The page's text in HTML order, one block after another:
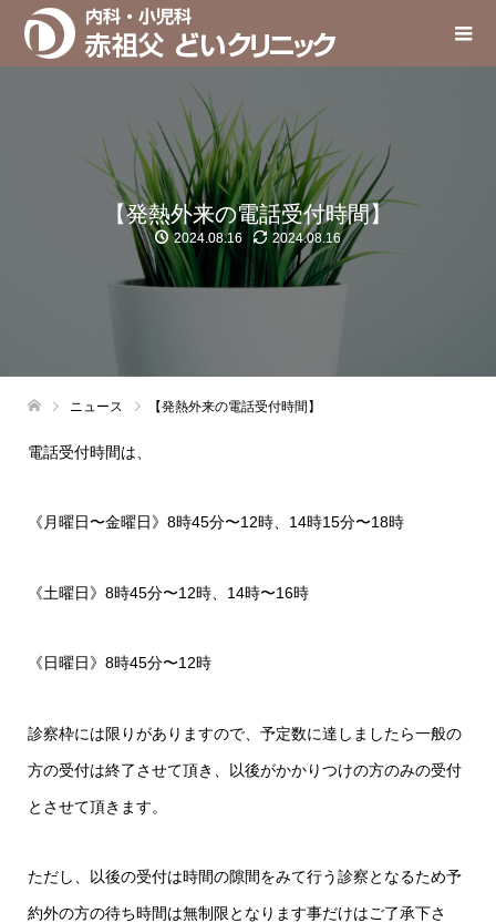
【発熱外来の電話受付時間】
2024.08.16 2024.08.16
ニュース 【発熱外来の電話受付時間】
電話受付時間は、
《月曜日〜金曜日》8時45分〜12時、14時15分〜18時
《土曜日》8時45分〜12時、14時〜16時
《日曜日》8時45分〜12時
診察枠には限りがありますので、予定数に達しましたら一般の
方の受付は終了させて頂き、以後がかかりつけの方のみの受付
とさせて頂きます。
ただし、以後の受付は時間の隙間をみて行う診察となるため予
約外の方の待ち時間は無制限となります事だけはご了承下さ